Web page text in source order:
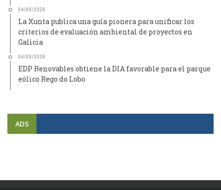
04/08/2026
La Xunta publica una guía pionera para unificar los
criterios de evaluación ambiental de proyectos en
Galicia
04/08/2026
EDP Renovables obtiene la DIA favorable para el parque
eólico Rego do Lobo
ADS